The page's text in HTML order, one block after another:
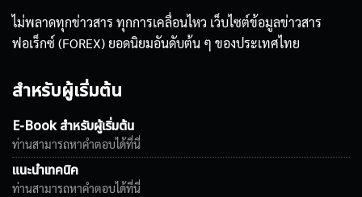
ไม่พลาดทุกข่าวสาร ทุกการเคลื่อนไหว เว็บไซต์ข้อมูลข่าวสาร
ฟอเร็กซ์ (FOREX) ยอดนิยมอันดับต้น ๆ ของประเทศไทย
สำหรับผู้เริ่มต้น
E-Book สำหรับผู้เริ่มต้น
ท่านสามารถหาคำตอบได้ที่นี่
แนะนำเทคนิค
ท่านสามารถหาคำตอบได้ที่นี่